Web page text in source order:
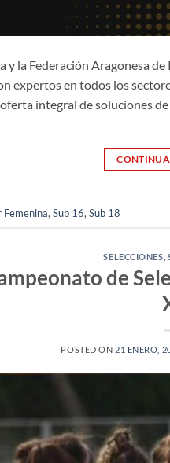
y la Federación Aragonesa
expertos en todos los
integral de soluciones
Femenina, Sub 16, Sub 18
SELECCIONES
de
POSTED ON 21 ENERO,